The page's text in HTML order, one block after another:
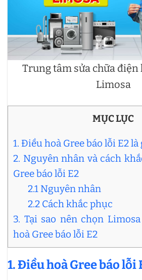
Trung tâm sửa chữa điện
Limosa
MỤC LỤC
1. Điều hoà Gree báo lỗi E2 là
2. Nguyên nhân và cách
Gree báo lỗi E2
2.1 Nguyên nhân
2.2 Cách khắc phục
3. Tại sao nên chọn
hoà Gree báo lỗi E2
1. Điều hoà Gree báo lỗi